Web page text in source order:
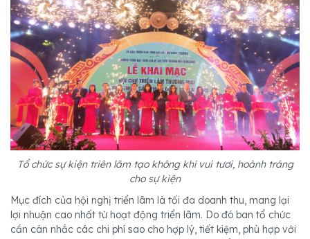
Tổ chức sự kiện triên lãm tạo không khí vui tươi, hoành tráng
cho sự kiện
Mục đích của hội nghị triển lãm là tối đa doanh thu, mang lại
lợi nhuận cao nhất từ hoạt động triển lãm. Do đó ban tổ chức
cần cân nhắc các chi phí sao cho hợp lý, tiết kiệm, phù hợp với